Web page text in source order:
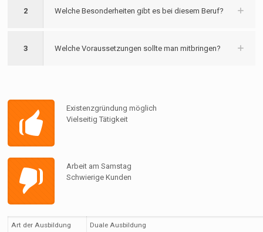
2 Welche Besonderheiten gibt es bei diesem Beruf?
3 Welche Voraussetzungen sollte man mitbringen?
Existenzgründung möglich
Vielseitig Tätigkeit
Arbeit am Samstag
Schwierige Kunden
Art der Ausbildung Duale Ausbildung